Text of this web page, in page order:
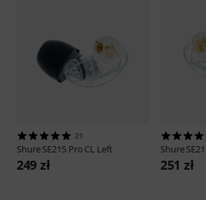
21
ShureSE215 Pro CL Left
249 zł
Shure
251 zł